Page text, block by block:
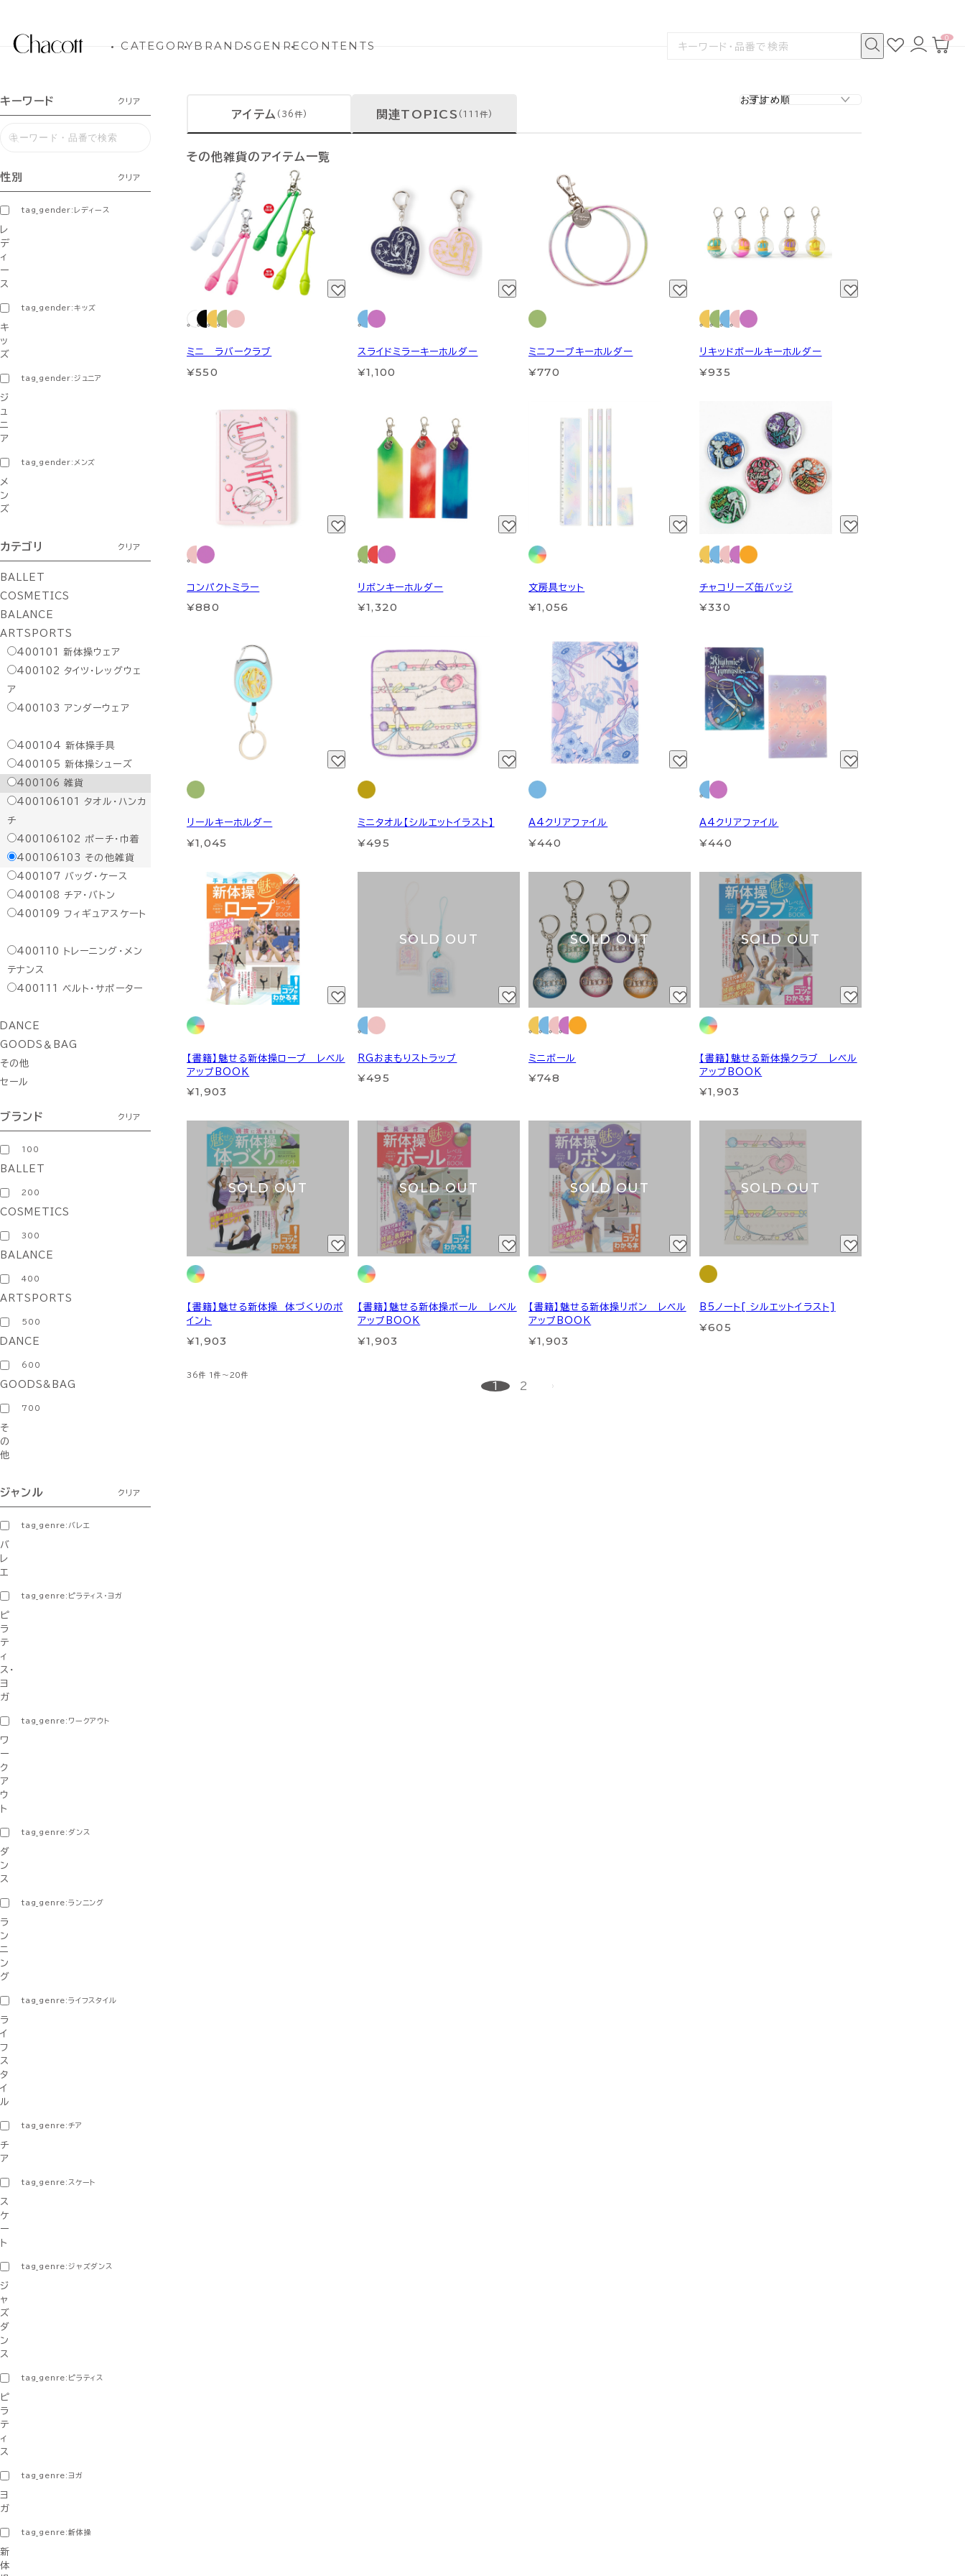
CATEGORYBRANDSGENRECONTENTS
検
お
気
ロ
グ
カ
0
キーワード クリア
性別 クリア
tag_gender:レディース
レ
デ
ィ
ー
ス
tag_gender:キッズ
キ
ッ
ズ
tag_gender:ジュニア
ジ
ュ
ニ
ア
tag_gender:メンズ
メ
ン
ズ
カテゴリ クリア
BALLET
COSMETICS
BALANCE
ARTSPORTS
400101
新体操ウェア
400102 タイツ・レッグウェ
ア
400103 アンダーウェア
400104 新体操手具
400105 新体操シューズ
400106 雑貨
400106101
タオル・ハンカ
チ
400106102
ポーチ・巾着
400106103
その他雑貨
400107
バッグ・ケース
400108
チア・バトン
400109 フィギュアスケート
400110
トレーニング・メン
テナンス
400111
ベルト・サポーター
DANCE
GOODS＆BAG
その他
セール
ブランド クリア
100
BALLET
200
COSMETICS
300
BALANCE
400
ARTSPORTS
500
DANCE
600
GOODS&BAG
700
そ
の
他
ジャンル クリア
tag_genre:バレエ
バ
レ
エ
tag_genre:ピラティス・ヨガ
ピ
ラ
テ
ィ
ス・
ヨ
ガ
tag_genre:ワークアウト
ワ
ー
ク
ア
ウ
ト
tag_genre:ダンス
ダ
ン
ス
tag_genre:ランニング
ラ
ン
ニ
ン
グ
tag_genre:ライフスタイル
ラ
イ
フ
ス
タ
イ
ル
tag_genre:チア
チ
ア
tag_genre:スケート
ス
ケ
ー
ト
tag_genre:ジャズダンス
ジ
ャ
ズ
ダ
ン
ス
tag_genre:ピラティス
ピ
ラ
テ
ィ
ス
tag_genre:ヨガ
ヨ
ガ
tag_genre:新体操
新
体
アイテム (36件) 関連TOPICS (111件)
その他雑貨のアイテム一覧
ミニ ラバークラブ
¥550
スライドミラーキーホルダー
¥1,100
ミニフープキーホルダー
¥770
リキッドボールキーホルダー
¥935
コンパクトミラー
¥880
リボンキーホルダー
¥1,320
文房具セット
¥1,056
チャコリーズ缶バッジ
¥330
リールキーホルダー
¥1,045
ミニタオル【シルエットイラスト】
¥495
A4クリアファイル
¥440
A4クリアファイル
¥440
【書籍】魅せる新体操ロープ レベル
アップBOOK
¥1,903
SOLD OUT
RGおまもりストラップ
¥495
SOLD OUT
ミニボール
¥748
SOLD OUT
【書籍】魅せる新体操クラブ レベル
アップBOOK
¥1,903
SOLD OUT
【書籍】魅せる新体操 体づくりのポ
イント
¥1,903
SOLD OUT
【書籍】魅せる新体操ボール レベル
アップBOOK
¥1,903
SOLD OUT
【書籍】魅せる新体操リボン レベル
アップBOOK
¥1,903
SOLD OUT
B5ノート[ シルエットイラスト]
¥605
36件 1件～20件
1 2